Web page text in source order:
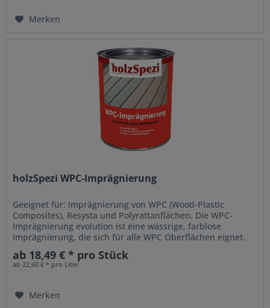
Merken
holzSpezi WPC-Imprägnierung
Geeignet für: Imprägnierung von WPC (Wood-Plastic
Composites), Resysta und Polyrattanflächen. Die WPC-
Imprägnierung evolution ist eine wässrige, farblose
Imprägnierung, die sich für alle WPC Oberflächen eignet.
Hergestellt aus...
ab 18,49 € * pro Stück
ab 22,60 € * pro Liter
Merken